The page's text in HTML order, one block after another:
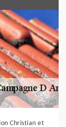
Christian et